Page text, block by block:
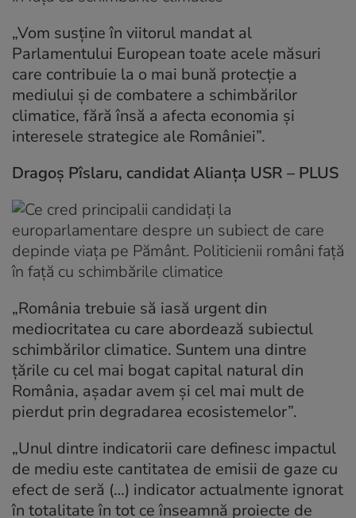
„Vom susține în viitorul mandat al
Parlamentului European toate acele măsuri
care contribuie la o mai bună protecție a
mediului și de combatere a schimbărilor
climatice, fără însă a afecta economia și
interesele strategice ale României”.
Dragoș Pîslaru, candidat Alianța USR – PLUS
„România trebuie să iasă urgent din
mediocritatea cu care abordează subiectul
schimbărilor climatice. Suntem una dintre
țările cu cel mai bogat capital natural din
România, așadar avem și cel mai mult de
pierdut prin degradarea ecosistemelor”.
„Unul dintre indicatorii care definesc impactul
de mediu este cantitatea de emisii de gaze cu
efect de seră (…) indicator actualmente ignorat
în totalitate în tot ce înseamnă proiecte de